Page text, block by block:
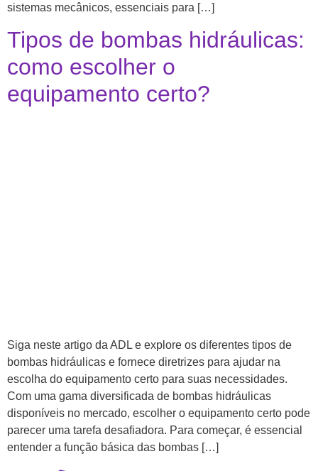
sistemas mecânicos, essenciais para […]
Tipos de bombas hidráulicas:
como escolher o
equipamento certo?
Siga neste artigo da ADL e explore os diferentes tipos de
bombas hidráulicas e fornece diretrizes para ajudar na
escolha do equipamento certo para suas necessidades.
Com uma gama diversificada de bombas hidráulicas
disponíveis no mercado, escolher o equipamento certo pode
parecer uma tarefa desafiadora. Para começar, é essencial
entender a função básica das bombas […]